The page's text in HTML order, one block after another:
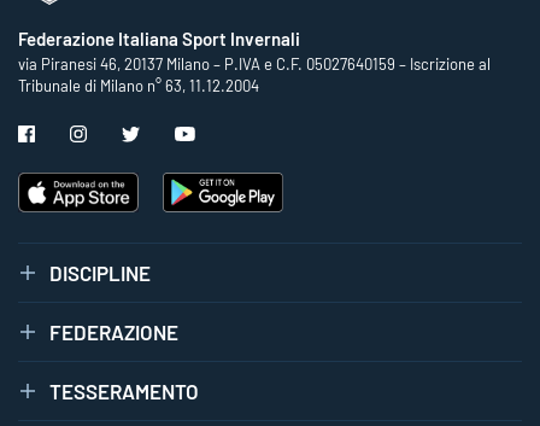
Federazione Italiana Sport Invernali
via Piranesi 46, 20137 Milano – P.IVA e C.F. 05027640159 – Iscrizione al
Tribunale di Milano n° 63, 11.12.2004
DISCIPLINE
FEDERAZIONE
TESSERAMENTO